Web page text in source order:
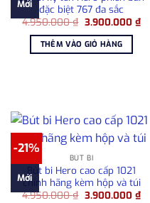
Mới đặc biệt 767 đa sắc
4.950.000₫ Giá
là:
4.950.000 ₫.
3.900.000 ₫Giá
THÊM VÀO GIỎ HÀNG
-21%
Mới
BÚT BI
Bút bi Hero cao cấp 1021
chính hãng kèm hộp và túi
4.950.000₫ Giá
3.900.000 ₫Giá